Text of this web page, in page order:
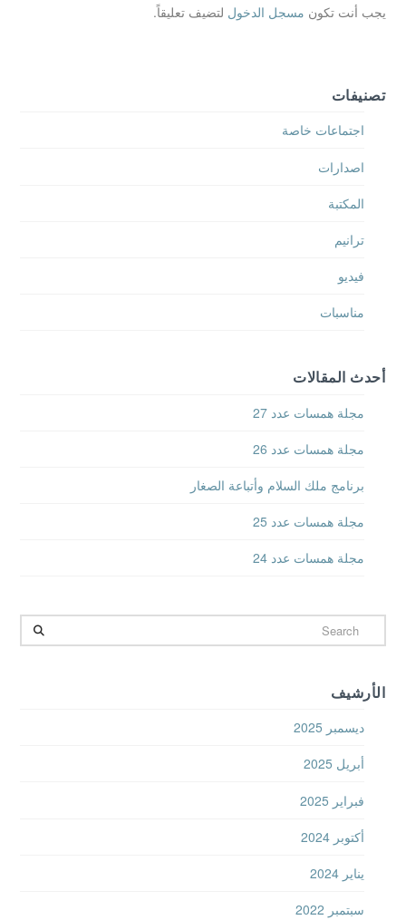
يجب أنت تكون مسجل الدخول لتضيف تعليقاً.
تصنيفات
اجتماعات خاصة
اصدارات
المكتبة
ترانيم
فيديو
مناسبات
أحدث المقالات
مجلة همسات عدد 27
مجلة همسات عدد 26
برنامج ملك السلام وأتباعة الصغار
مجلة همسات عدد 25
مجلة همسات عدد 24
Search
الأرشيف
ديسمبر 2025
أبريل 2025
فبراير 2025
أكتوبر 2024
يناير 2024
سبتمبر 2022